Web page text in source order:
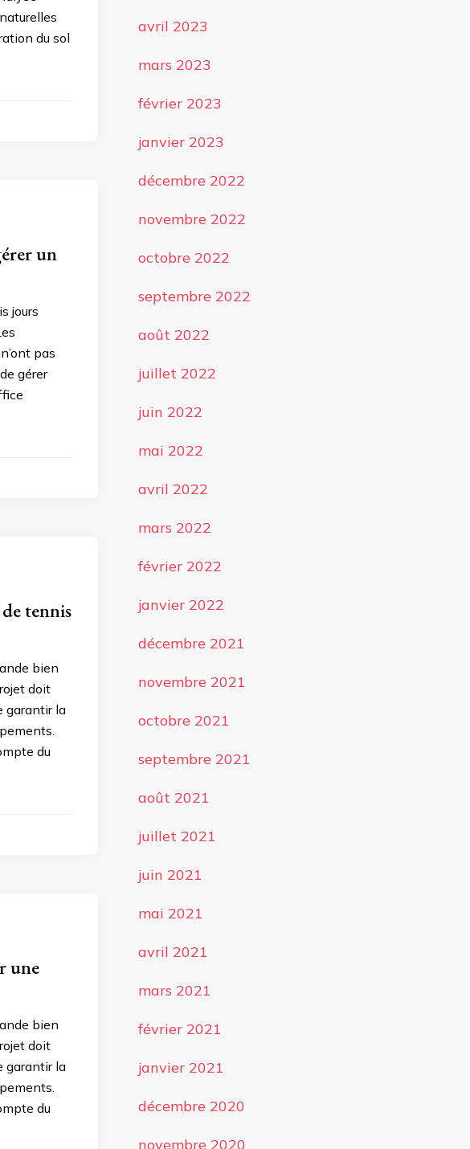
du sol
un
jours
pas
gérer
tennis
bien
doit
garantir la
du
une
bien
doit
garantir la
du
avril 2023
mars 2023
février 2023
janvier 2023
décembre 2022
novembre 2022
octobre 2022
septembre 2022
août 2022
juillet 2022
juin 2022
mai 2022
avril 2022
mars 2022
février 2022
janvier 2022
décembre 2021
novembre 2021
octobre 2021
septembre 2021
août 2021
juillet 2021
juin 2021
mai 2021
avril 2021
mars 2021
février 2021
janvier 2021
décembre 2020
novembre 2020